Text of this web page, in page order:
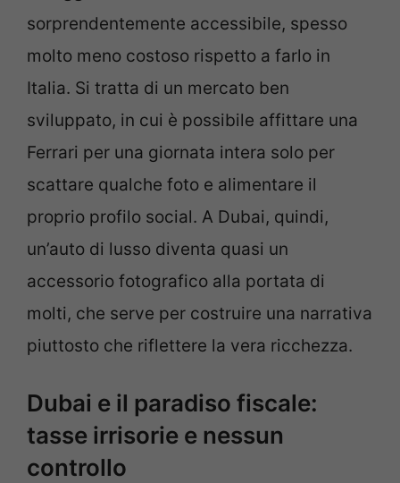
sorprendentemente accessibile, spesso
molto meno costoso rispetto a farlo in
Italia. Si tratta di un mercato ben
sviluppato, in cui è possibile affittare una
Ferrari per una giornata intera solo per
scattare qualche foto e alimentare il
proprio profilo social. A Dubai, quindi,
un’auto di lusso diventa quasi un
accessorio fotografico alla portata di
molti, che serve per costruire una narrativa
piuttosto che riflettere la vera ricchezza.
Dubai e il paradiso fiscale:
tasse irrisorie e nessun
controllo